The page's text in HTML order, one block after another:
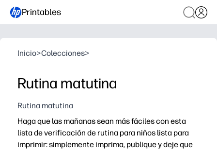
Printables
Inicio>Colecciones>
Rutina matutina
Rutina matutina
Haga que las mañanas sean más fáciles con esta
lista de verificación de rutina para niños lista para
imprimir: simplemente imprima, publique y deje que